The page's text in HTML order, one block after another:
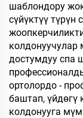
шаблондору
сүйүктүү
колдонуучулар
достумдуу спа
ортолордо -
баштап, үйдөгү
колдонууга